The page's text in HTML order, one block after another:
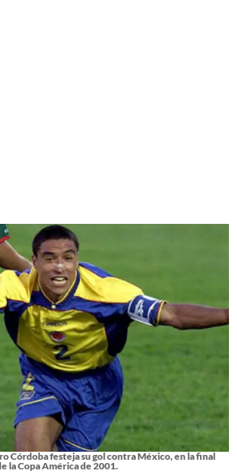
Córdoba festeja su gol contra México, en la final
la Copa América de 2001.